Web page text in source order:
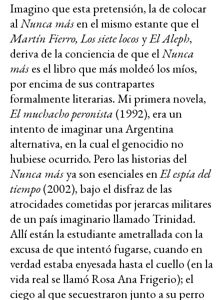
Imagino que esta pretensión, la de colocar
alNunca másen el mismo estante que el
Martín Fierro, Los siete locosyEl Aleph,
deriva de la conciencia de que elNunca
máses el libro que más moldeó los míos,
por encima de sus contrapartes
formalmente literarias. Mi primera novela,
El muchacho peronista (1992), era un
intento de imaginar una Argentina
alternativa, en la cual el genocidio no
hubiese ocurrido. Pero las historias del
Nunca másya son esenciales enEl espía del
tiempo(2002), bajo el disfraz de las
atrocidades cometidas por jerarcas militares
de un país imaginario llamado Trinidad.
Allí están la estudiante ametrallada con la
excusa de que intentó fugarse, cuando en
verdad estaba enyesada hasta el cuello (en la
vida real se llamó Rosa Ana Frigerio); el
ciego al que secuestraron junto a su perro